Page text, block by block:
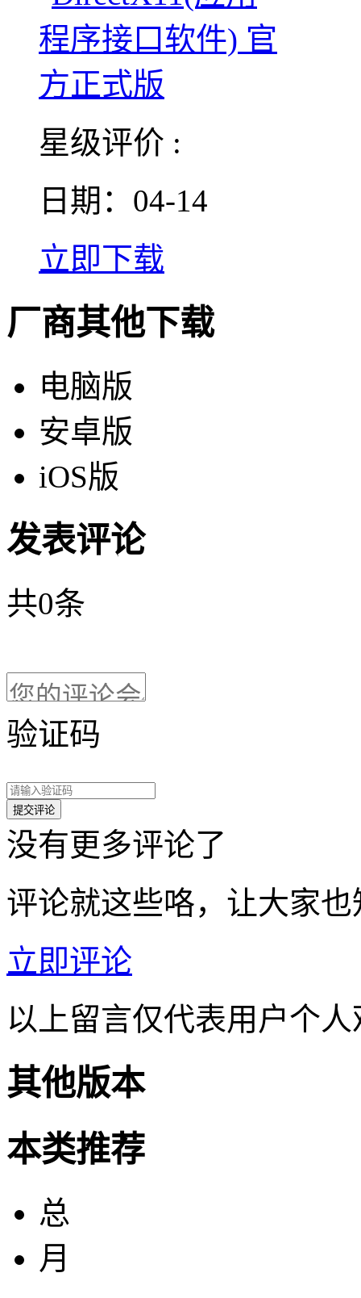
星级评价 :
日期：04-14
立即下载
厂商其他下载
电脑版
安卓版
iOS版
发表评论
共0条
验证码
没有更多评论了
评论就这些咯，让大家
立即评论
以上留言仅代表用户个
其他版本
本类推荐
总
月